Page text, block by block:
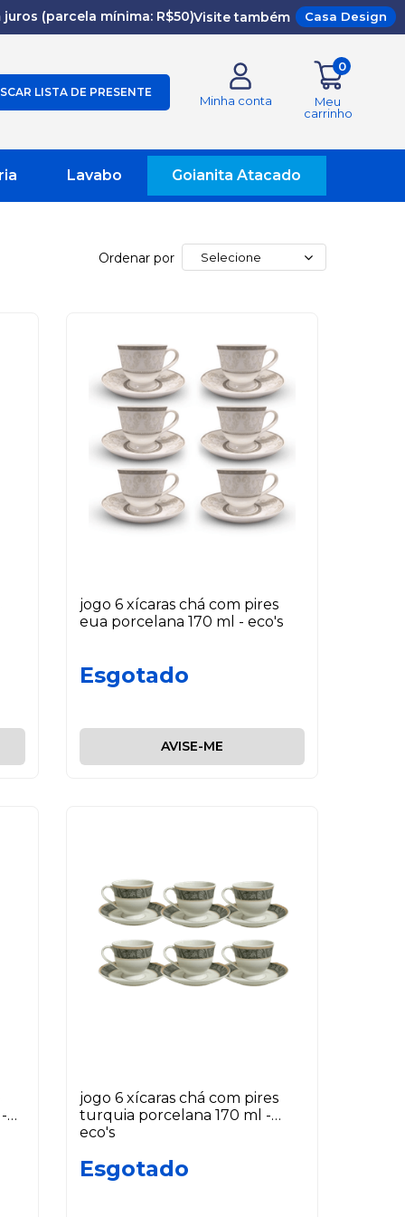
(parcela mínima: R$50)Visite também Casa Design
LISTA DE PRESENTE
Minha conta
0
Meu
carrinho
Lavabo Goianita Atacado
Ordenar por Selecione
jogo 6 xícaras chá com pires
eua porcelana 170 ml - eco's
Esgotado
AVISE-ME
jogo 6 xícaras chá com pires
turquia porcelana 170 ml -
eco's
Esgotado